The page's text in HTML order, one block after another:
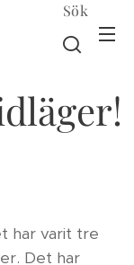
Sök
har varit tre
Det har